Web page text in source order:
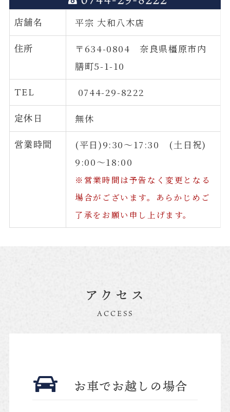
店舗名 平宗 大和八木店
住所
〒634-0804 奈良県橿原市内
膳町5-1-10
TEL 0744-29-8222
定休日 無休
営業時間
(平日)9:30～17:30 (土日祝)
9:00～18:00
※営業時間は予告なく変更となる
場合がございます。あらかじめご
了承をお願い申し上げます。
アクセス
ACCESS
お車でお越しの場合